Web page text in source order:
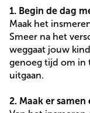
1. Begin de dag
Maak het
Smeer na het
weggaat jouw
genoeg tijd om in
uitgaan.
2. Maak er samen